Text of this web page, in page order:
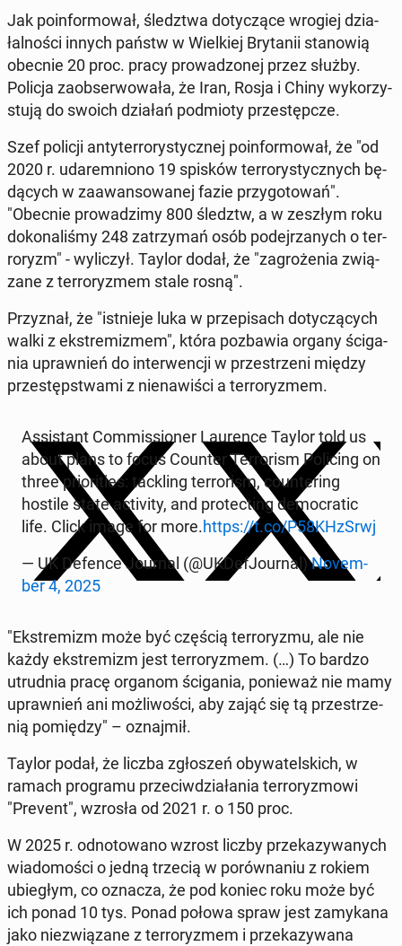
Jak po­in­for­mo­wał, śledz­twa do­ty­czą­ce wrogiej dzia­
łal­no­ści innych państw w Wiel­kiej Bry­ta­nii sta­no­wią
obecnie 20 proc. pracy pro­wa­dzo­nej przez służby.
Policja za­ob­ser­wo­wa­ła, że Iran, Rosja i Chiny wy­ko­rzy­
stu­ją do swoich działań pod­mio­ty prze­stęp­cze.
Szef policji an­ty­ter­ro­ry­stycz­nej po­in­for­mo­wał, że "od
2020 r. uda­rem­nio­no 19 spisków ter­ro­ry­stycz­nych bę­
dą­cych w za­awan­so­wa­nej fazie przy­go­to­wań".
"Obecnie pro­wa­dzi­my 800 śledztw, a w zeszłym roku
do­ko­na­li­śmy 248 za­trzy­mań osób po­dej­rza­nych o ter­
ro­ryzm" - wy­li­czył. Taylor dodał, że "za­gro­że­nia zwią­
za­ne z ter­ro­ry­zmem stale rosną".
Przy­znał, że "ist­nie­je luka w prze­pi­sach do­ty­czą­cych
walki z eks­tre­mi­zmem", która po­zba­wia organy ści­ga­
nia upraw­nień do in­ter­wen­cji w prze­strze­ni między
prze­stęp­stwa­mi z nie­na­wi­ści a ter­ro­ry­zmem.
As­si­stant Com­mis­sio­ner Lau­ren­ce Taylor told us
about plans to focus Counter Ter­ro­rism Po­li­cing on
three prio­ri­ties: tac­kling ter­ro­rism, co­un­te­ring
hostile state ac­ti­vi­ty, and pro­tec­ting de­mo­cra­tic
life. Click image for more.https://t.co/P58KHzSrwj
— UK Defence Journal (@UKDe­fJo­ur­nal)No­vem­
ber 4, 2025
"Eks­tre­mizm może być częścią ter­ro­ry­zmu, ale nie
każdy eks­tre­mizm jest ter­ro­ry­zmem. (…) To bardzo
utrud­nia pracę organom ści­ga­nia, po­nie­waż nie mamy
upraw­nień ani moż­li­wo­ści, aby zająć się tą prze­strze­
nią po­mię­dzy" – oznaj­mił.
Taylor podał, że liczba zgło­szeń oby­wa­tel­skich, w
ramach pro­gra­mu prze­ciw­dzia­ła­nia ter­ro­ry­zmo­wi
"Prevent", wzrosła od 2021 r. o 150 proc.
W 2025 r. od­no­to­wa­no wzrost liczby prze­ka­zy­wa­nych
wia­do­mo­ści o jedną trzecią w po­rów­na­niu z rokiem
ubie­głym, co oznacza, że pod koniec roku może być
ich ponad 10 tys. Ponad połowa spraw jest za­my­ka­na
jako nie­zwią­za­ne z ter­ro­ry­zmem i prze­ka­zy­wa­na